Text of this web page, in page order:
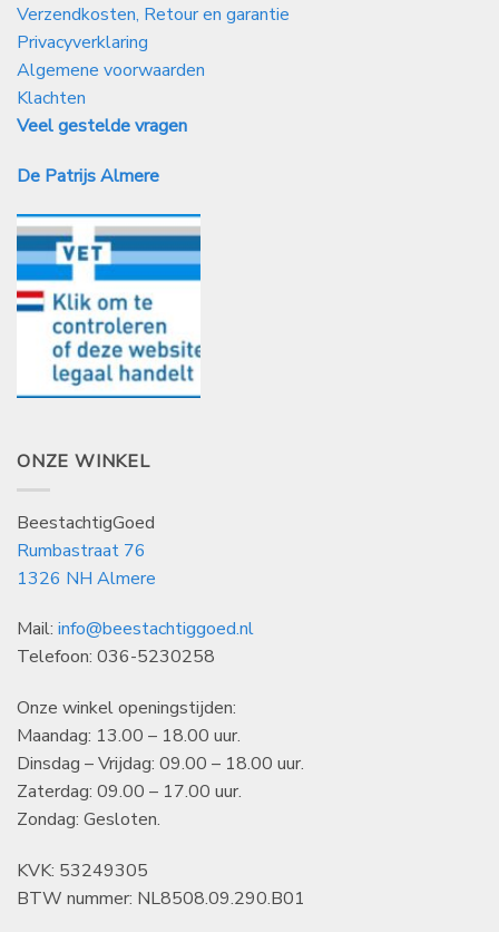
Verzendkosten, Retour en garantie
Privacyverklaring
Algemene voorwaarden
Klachten
Veel gestelde vragen
De Patrijs Almere
ONZE WINKEL
BeestachtigGoed
Rumbastraat 76
1326 NH Almere
Mail: info@beestachtiggoed.nl
Telefoon: 036-5230258
Onze winkel openingstijden:
Maandag: 13.00 – 18.00 uur.
Dinsdag – Vrijdag: 09.00 – 18.00 uur.
Zaterdag: 09.00 – 17.00 uur.
Zondag: Gesloten.
KVK: 53249305
BTW nummer: NL8508.09.290.B01